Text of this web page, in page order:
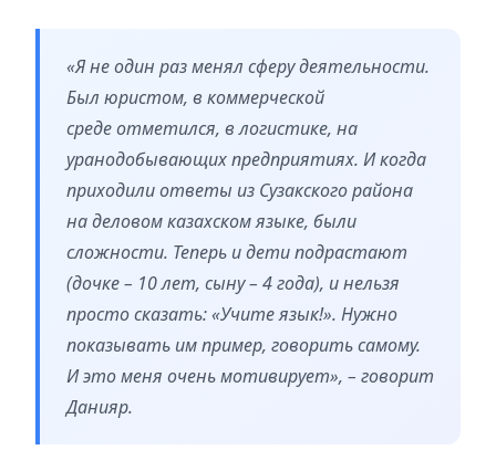
«Я не один раз менял сферу деятельности.
Был юристом, в коммерческой
среде отметился, в логистике, на
уранодобывающих предприятиях. И когда
приходили ответы из Сузакского района
на деловом казахском языке, были
сложности. Теперь и дети подрастают
(дочке – 10 лет, сыну – 4 года), и нельзя
просто сказать: «Учите язык!». Нужно
показывать им пример, говорить самому.
И это меня очень мотивирует», – говорит
Данияр.